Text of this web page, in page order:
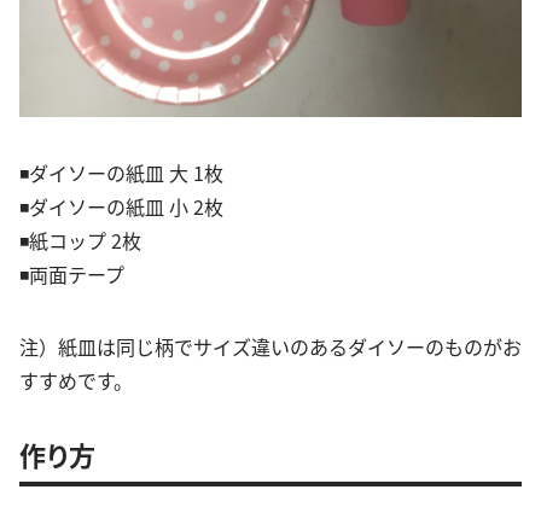
◾️ダイソーの紙皿 大 1枚
◾️ダイソーの紙皿 小 2枚
◾️紙コップ 2枚
◾️両面テープ
注）紙皿は同じ柄でサイズ違いのあるダイソーのものがお
すすめです。
作り方